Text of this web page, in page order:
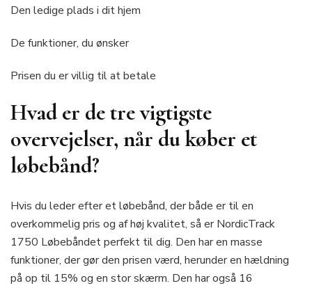
Den ledige plads i dit hjem
De funktioner, du ønsker
Prisen du er villig til at betale
Hvad er de tre vigtigste
overvejelser, når du køber et
løbebånd?
Hvis du leder efter et løbebånd, der både er til en
overkommelig pris og af høj kvalitet, så er NordicTrack
1750 Løbebåndet perfekt til dig. Den har en masse
funktioner, der gør den prisen værd, herunder en hældning
på op til 15% og en stor skærm. Den har også 16